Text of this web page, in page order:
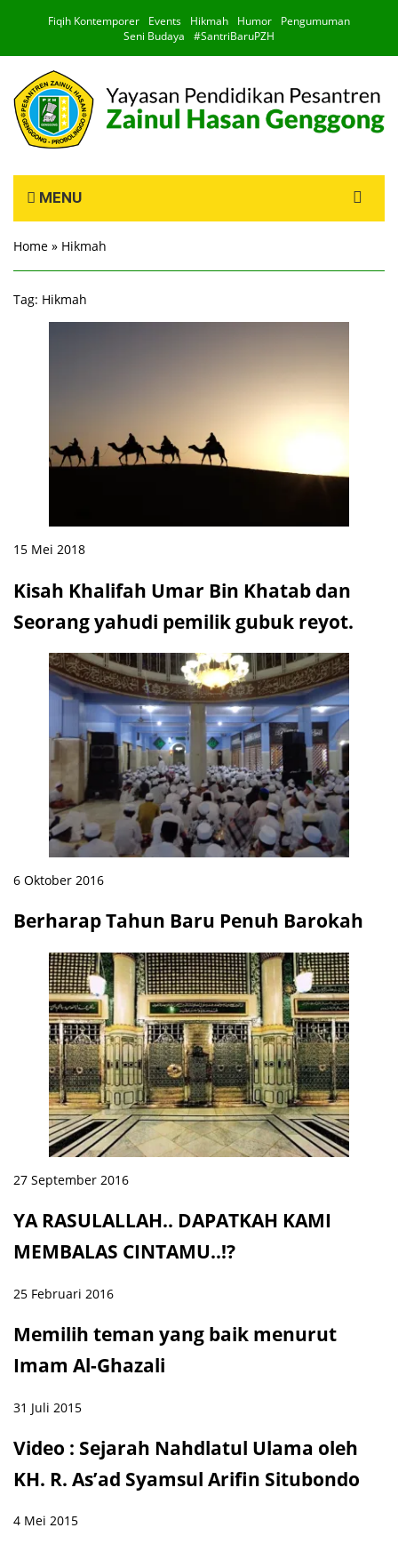
Fiqih Kontemporer Events Hikmah Humor
Pengumuman
Seni Budaya
#SantriBaruPZH
MENU
Home » Hikmah
Tag: Hikmah
15 Mei 2018
Kisah Khalifah Umar Bin Khatab dan
Seorang yahudi pemilik gubuk reyot.
6 Oktober 2016
Berharap Tahun Baru Penuh Barokah
27 September 2016
YA RASULALLAH.. DAPATKAH KAMI
MEMBALAS CINTAMU..!?
25 Februari 2016
Memilih teman yang baik menurut
Imam Al-Ghazali
31 Juli 2015
Video : Sejarah Nahdlatul Ulama oleh
KH. R. As’ad Syamsul Arifin Situbondo
4 Mei 2015